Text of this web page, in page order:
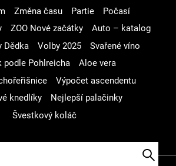
Změna času Partie
Počasí
ZOO Nové začátky
Auto – katalog
Dědka
Volby 2025
Svařené víno
podle Pohlreicha
Aloe vera
Výpočet ascendentu
knedlíky
Nejlepší palačinky
Švestkový koláč